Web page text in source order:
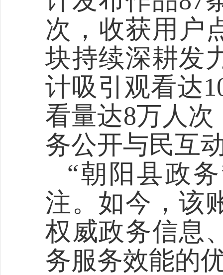
次，收获用户
块持续深耕发
计吸引观看达
看量达8万人次
务公开与民互
“朝阳县政
注。如今，该
权威政务信息
务服务效能的